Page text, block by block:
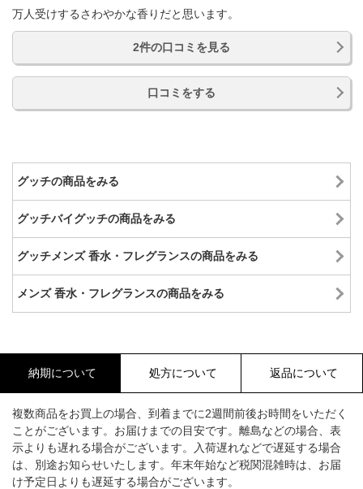
万人受けするさわやかな香りだと思います。
2件の口コミを見る
口コミをする
グッチの商品をみる
グッチバイグッチの商品をみる
グッチメンズ 香水・フレグランスの商品をみる
メンズ 香水・フレグランスの商品をみる
納期について 処方について 返品について
複数商品をお買上の場合、到着までに2週間前後お時間をいただく
ことがございます。お届けまでの目安です。離島などの場合、表
示よりも遅れる場合がございます。入荷遅れなどで遅延する場合
は、別途お知らせいたします。年末年始など税関混雑時は、お届
け予定日よりも遅延する場合がございます。